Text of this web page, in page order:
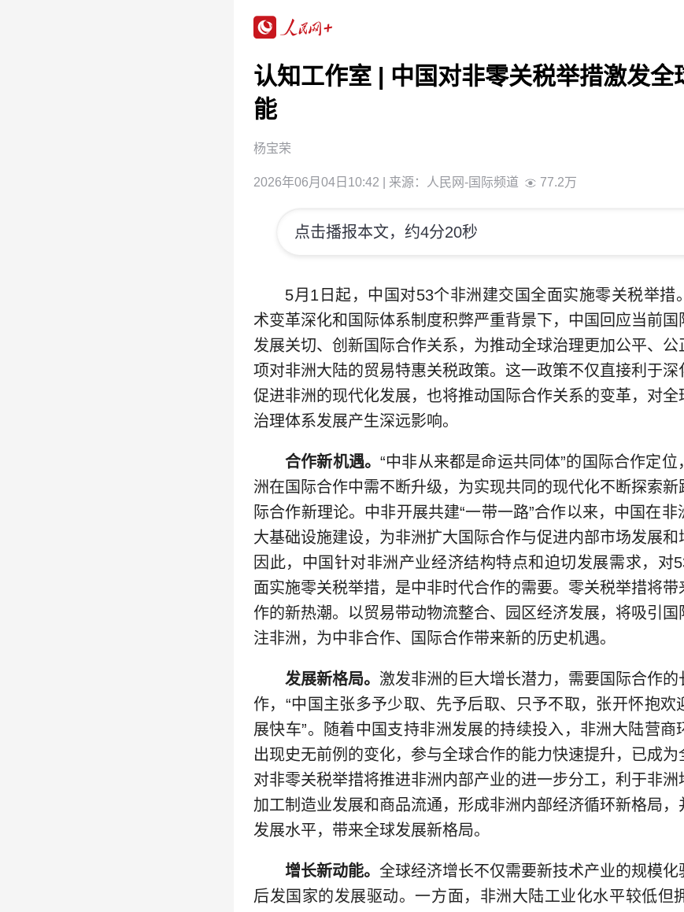
认知工作室 | 中国对非零关税举措激发全
能
杨宝荣
2026年06月04日10:42 | 来源： 人民网-国际频道 77.2万
点击播报本文，约4分20秒
5月1日起，中国对53个非洲建交国全面实施零关税举措
术变革深化和国际体系制度积弊严重背景下，中国回应当前国
发展关切、创新国际合作关系，为推动全球治理更加公平、
项对非洲大陆的贸易特惠关税政策。这一政策不仅直接利于深
促进非洲的现代化发展，也将推动国际合作关系的变革，对全
治理体系发展产生深远影响。
合作新机遇。“中非从来都是命运共同体”的国际合作定
洲在国际合作中需不断升级，为实现共同的现代化不断探索新
际合作新理论。中非开展共建“一带一路”合作以来，中国在
大基础设施建设，为非洲扩大国际合作与促进内部市场发展和
因此，中国针对非洲产业经济结构特点和迫切发展需求，对
面实施零关税举措，是中非时代合作的需要。零关税举措将
作的新热潮。以贸易带动物流整合、园区经济发展，将吸引国
注非洲，为中非合作、国际合作带来新的历史机遇。
发展新格局。 激发非洲的巨大增长潜力，需要国际合作
作，“中国主张多予少取、先予后取、只予不取，张开怀抱欢
展快车”。随着中国支持非洲发展的持续投入，非洲大陆营商
出现史无前例的变化，参与全球合作的能力快速提升，已成为
对非零关税举措将推进非洲内部产业的进一步分工，利于非洲
加工制造业发展和商品流通，形成非洲内部经济循环新格局
发展水平，带来全球发展新格局。
增长新动能。 全球经济增长不仅需要新技术产业的规模化
后发国家的发展驱动。一方面，非洲大陆工业化水平较低但